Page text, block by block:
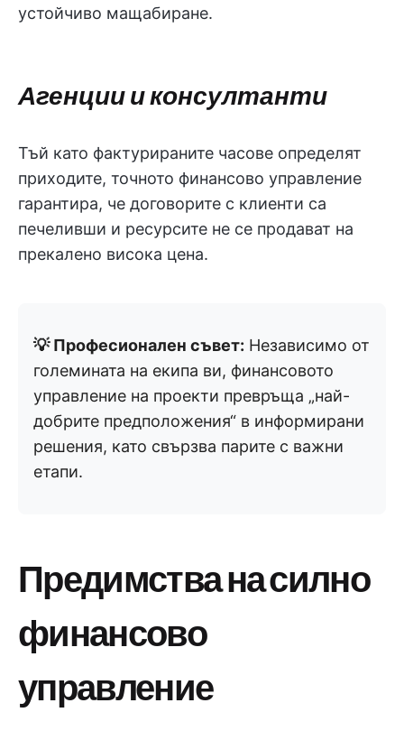
устойчиво мащабиране.
Агенции и консултанти
Тъй като фактурираните часове определят
приходите, точното финансово управление
гарантира, че договорите с клиенти са
печеливши и ресурсите не се продават на
прекалено висока цена.
💡 Професионален съвет: Независимо от
големината на екипа ви, финансовото
управление на проекти превръща „най-
добрите предположения“ в информирани
решения, като свързва парите с важни
етапи.
Предимства на силно
финансово
управление